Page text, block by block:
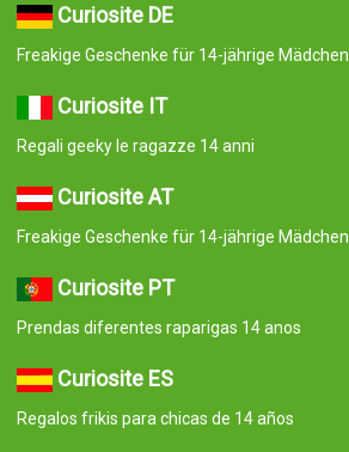
Curiosite DE
Freakige Geschenke für 14-jährige Mädchen
Curiosite IT
Regali geeky le ragazze 14 anni
Curiosite AT
Freakige Geschenke für 14-jährige Mädchen
Curiosite PT
Prendas diferentes raparigas 14 anos
Curiosite ES
Regalos frikis para chicas de 14 años